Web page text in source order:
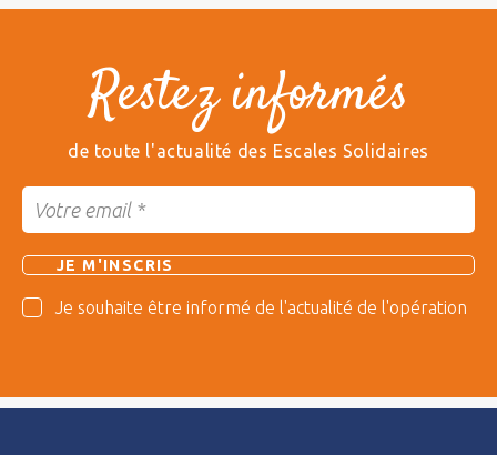
Restez informés
de toute l'actualité des Escales Solidaires
Je souhaite être informé de l'actualité de l'opération